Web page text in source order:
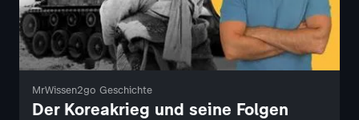
MrWissen2go Geschichte
Der Koreakrieg und seine Folgen